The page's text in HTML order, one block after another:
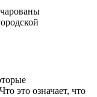
это означает, что